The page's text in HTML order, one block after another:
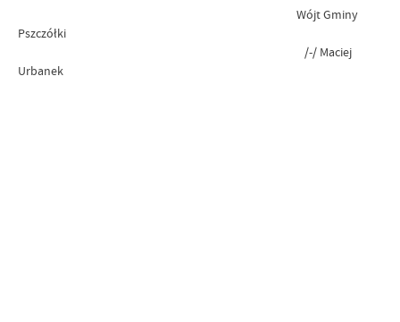
Wójt Gminy
Pszczółki
/-/ Maciej
Urbanek